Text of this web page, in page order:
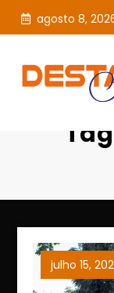
agosto 8,
julho 15,